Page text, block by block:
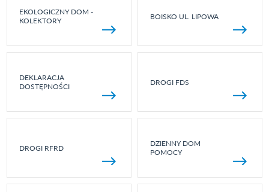
EKOLOGICZNY DOM -
KOLEKTORY
BOISKO UL. LIPOWA
DEKLARACJA
DOSTĘPNOŚCI
DROGI FDS
DROGI RFRD
DZIENNY DOM
POMOCY